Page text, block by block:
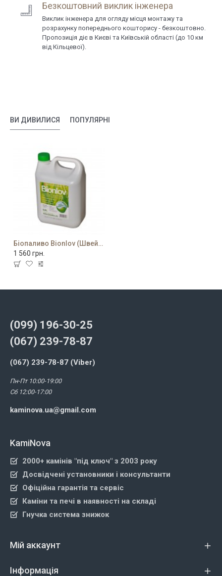
Безкоштовний виклик інженера
Виклик інженера для огляду місця монтажу та
розрахунку попереднього кошторису - безкоштовно.
Пропозиція діє в Києві та Київській області (до 10 км
від Кільцевої).
ВИ ДИВИЛИСЯ ПОПУЛЯРНІ
Біопаливо Bionlov (Швейцарія)
1 560 грн.
(099) 196-30-25
(067) 239-78-87
(067) 239-78-87 (Viber)
Пн-Пт 10:00-19:00
Сб 12:00-17:00
kaminova.ua@gmail.com
KamiNova
2000+ камінів "під ключ" з 2003 року
Досвідчені установники і консультанти
Офіційна гарантія та сервіс
Каміни та печі в наявності на складі
Гнучка система знижок
Мій аккаунт
Інформація